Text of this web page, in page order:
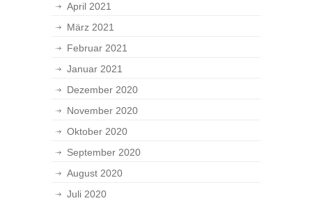
April 2021
März 2021
Februar 2021
Januar 2021
Dezember 2020
November 2020
Oktober 2020
September 2020
August 2020
Juli 2020